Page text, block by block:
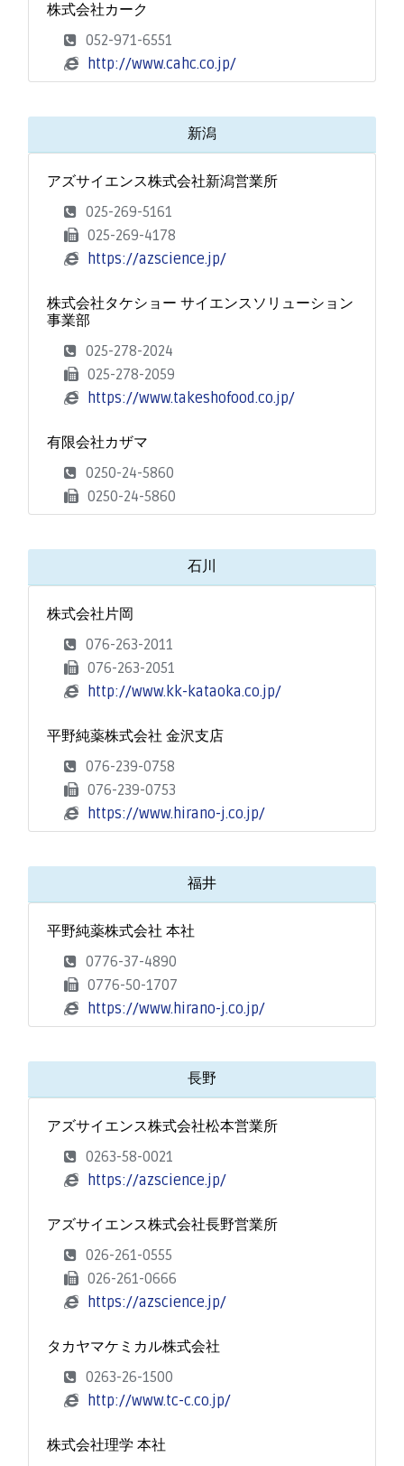
株式会社カーク
052-971-6551
http://www.cahc.co.jp/
新潟
アズサイエンス株式会社新潟営業所
025-269-5161
025-269-4178
https://azscience.jp/
株式会社タケショー サイエンスソリューション
事業部
025-278-2024
025-278-2059
https://www.takeshofood.co.jp/
有限会社カザマ
0250-24-5860
0250-24-5860
石川
株式会社片岡
076-263-2011
076-263-2051
http://www.kk-kataoka.co.jp/
平野純薬株式会社 金沢支店
076-239-0758
076-239-0753
https://www.hirano-j.co.jp/
福井
平野純薬株式会社 本社
0776-37-4890
0776-50-1707
https://www.hirano-j.co.jp/
長野
アズサイエンス株式会社松本営業所
0263-58-0021
https://azscience.jp/
アズサイエンス株式会社長野営業所
026-261-0555
026-261-0666
https://azscience.jp/
タカヤマケミカル株式会社
0263-26-1500
http://www.tc-c.co.jp/
株式会社理学 本社